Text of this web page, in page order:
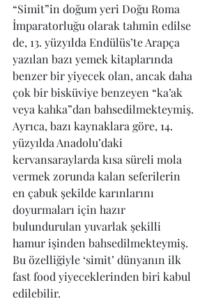
“Simit”in doğum yeri Doğu Roma
İmparatorluğu olarak tahmin edilse
de, 13. yüzyılda Endülüs’te Arapça
yazılan bazı yemek kitaplarında
benzer bir yiyecek olan, ancak daha
çok bir bisküviye benzeyen “ka’ak
veya kahka”dan bahsedilmekteymiş.
Ayrıca, bazı kaynaklara göre, 14.
yüzyılda Anadolu’daki
kervansaraylarda kısa süreli mola
vermek zorunda kalan seferilerin
en çabuk şekilde karınlarını
doyurmaları için hazır
bulundurulan yuvarlak şekilli
hamur işinden bahsedilmekteymiş.
Bu özelliğiyle ‘simit’ dünyanın ilk
fast food yiyeceklerinden biri kabul
edilebilir.